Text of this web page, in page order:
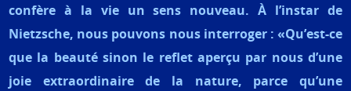
confère à la vie un sens nouveau. À l’instar de
Nietzsche, nous pouvons nous interroger : «Qu’est-ce
que la beauté sinon le reflet aperçu par nous d’une
joie extraordinaire de la nature, parce qu’une